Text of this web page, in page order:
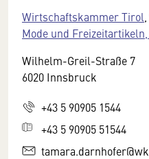
Wirtschaftskammer Tirol
Mode und
Wilhelm-Greil-Straße 7
6020 Innsbruck
+43 5 90905 1544
+43 5 90905 51544